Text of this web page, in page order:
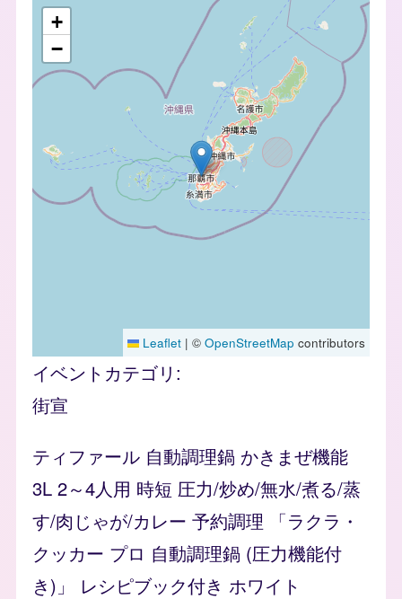
geofield
+
−
Leaflet | © OpenStreetMap contributors
イベントカテゴリ
街宣
ティファール 自動調理鍋 かきまぜ機能
3L 2～4人用 時短 圧力/炒め/無水/煮る/蒸
す/肉じゃが/カレー 予約調理 「ラクラ・
クッカー プロ 自動調理鍋 (圧力機能付
き)」 レシピブック付き ホワイト